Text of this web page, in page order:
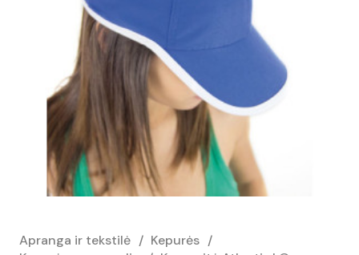
Apranga ir tekstilė / Kepurės /